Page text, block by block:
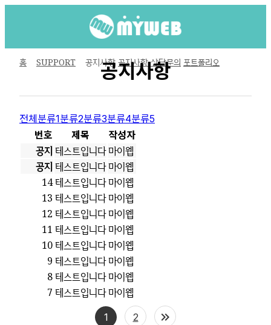
홈 SUPPORT 공지사항 공지사항 상담문의 포트폴리오
공지사항
전체 분류1분류2분류3분류4분류5
번호
제목 작성자
공지 테스트입니다마이웹
공지 테스트입니다마이웹
14테스트입니다마이웹
13 테스트입니다마이웹
12 테스트입니다마이웹
11 테스트입니다마이웹
10테스트입니다마이웹
9 테스트입니다마이웹
8테스트입니다마이웹
7 테스트입니다마이웹
1 2